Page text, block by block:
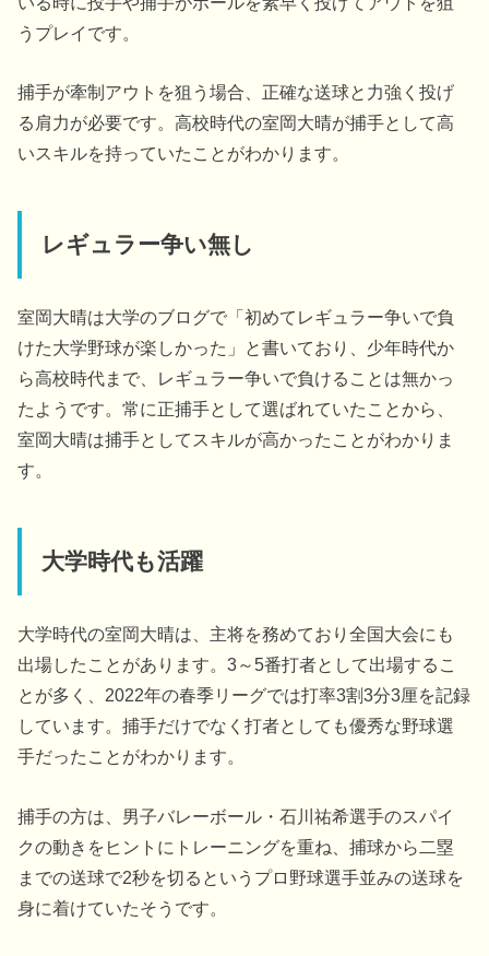
うプレイです。
捕手が牽制アウトを狙う場合、正確な送球と力強く投げ
る肩力が必要です。高校時代の室岡大晴が捕手として高
いスキルを持っていたことがわかります。
レギュラー争い無し
室岡大晴は大学のブログで「初めてレギュラー争いで負
けた大学野球が楽しかった」と書いており、少年時代か
ら高校時代まで、レギュラー争いで負けることは無かっ
たようです。常に正捕手として選ばれていたことから、
室岡大晴は捕手としてスキルが高かったことがわかりま
す。
大学時代も活躍
大学時代の室岡大晴は、主将を務めており全国大会にも
出場したことがあります。3～5番打者として出場するこ
とが多く、2022年の春季リーグでは打率3割3分3厘を記録
しています。捕手だけでなく打者としても優秀な野球選
手だったことがわかります。
捕手の方は、男子バレーボール・石川祐希選手のスパイ
クの動きをヒントにトレーニングを重ね、捕球から二塁
までの送球で2秒を切るというプロ野球選手並みの送球を
身に着けていたそうです。